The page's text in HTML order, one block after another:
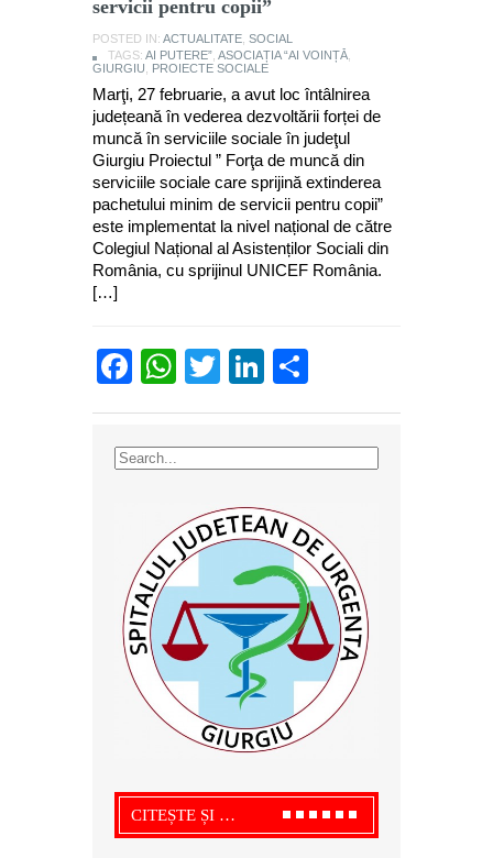
servicii pentru copii”
POSTED IN: ACTUALITATE SOCIAL
TAGS: AI PUTERE” ASOCIAȚIA “AI VOINȚĂ
GIURGIU
PROIECTE SOCIALE
Marţi, 27 februarie, a avut loc întâlnirea
județeană în vederea dezvoltării forței de
muncă în serviciile sociale în judeţul
Giurgiu Proiectul ” Forţa de muncă din
serviciile sociale care sprijină extinderea
pachetului minim de servicii pentru copii”
este implementat la nivel național de către
Colegiul Național al Asistenților Sociali din
România, cu sprijinul UNICEF România.
[…]
Facebook
WhatsApp
TwitterLinkedIn
CITEȘTE ȘI …